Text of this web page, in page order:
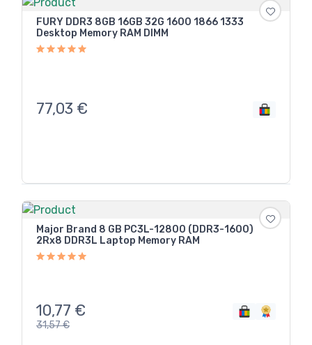
FURY DDR3 8GB 16GB 32G 1600 1866 1333
Desktop Memory RAM DIMM
77,03 €
Major Brand 8 GB PC3L-12800 (DDR3-1600)
2Rx8 DDR3L Laptop Memory RAM
10,77 €
31,57€